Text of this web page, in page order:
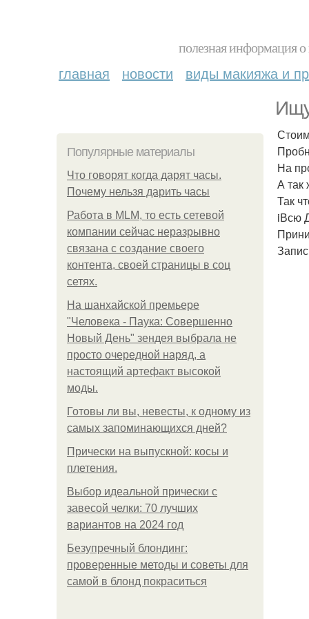
полезная информация
главная новости виды макияжа и
Популярные материалы
Что говорят когда дарят часы.
Почему нельзя дарить часы
Работа в MLM, то есть сетевой
компании сейчас неразрывно
связана с создание своего
контента, своей страницы в соц
сетях.
На шанхайской премьере
"Человека - Паука: Совершенно
Новый День" зендея выбрала не
просто очередной наряд, а
настоящий артефакт высокой
моды.
Готовы ли вы, невесты, к одному из
самых запоминающихся дней?
Прически на выпускной: косы и
плетения.
Выбор идеальной прически с
завесой челки: 70 лучших
вариантов на 2024 год
Безупречный блондинг:
проверенные методы и советы для
самой в блонд покраситься
На
А так
Так
iВсю